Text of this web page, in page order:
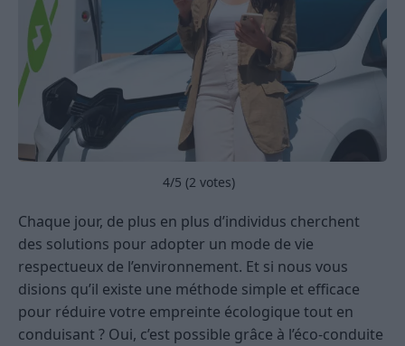
4/5 (2 votes)
Chaque jour, de plus en plus d’individus cherchent
des solutions pour adopter un mode de vie
respectueux de l’environnement. Et si nous vous
disions qu’il existe une méthode simple et efficace
pour réduire votre empreinte écologique tout en
conduisant ? Oui, c’est possible grâce à l’éco-conduite